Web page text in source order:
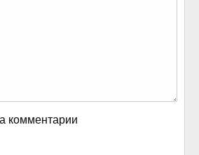
комментарии